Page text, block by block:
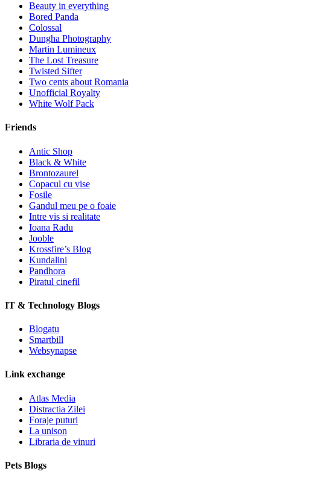
Beauty in everything
Bored Panda
Colossal
Dungha Photography
Martin Lumineux
The Lost Treasure
Twisted Sifter
Two cents about Romania
Unofficial Royalty
White Wolf Pack
Friends
Antic Shop
Black & White
Brontozaurel
Copacul cu vise
Fosile
Gandul meu pe o foaie
Intre vis si realitate
Ioana Radu
Jooble
Krossfire’s Blog
Kundalini
Pandhora
Piratul cinefil
IT & Technology Blogs
Blogatu
Smartbill
Websynapse
Link exchange
Atlas Media
Distractia Zilei
Foraje puturi
La unison
Libraria de vinuri
Pets Blogs